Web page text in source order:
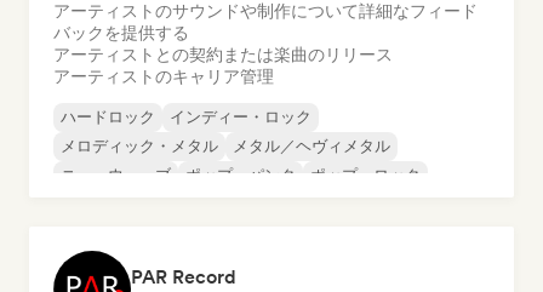
アーティストのサウンドや制作について詳細なフィード
バックを提供する
アーティストとの契約または楽曲のリリース
アーティストのキャリア管理
ハードロック
インディー・ロック
メロディック・メタル
メタル／ヘヴィメタル
ニューウェーブ
ポップ・パンク
ポップ・ロック
PAR Record